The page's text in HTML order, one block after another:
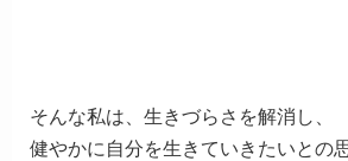
そんな私は、生きづらさを解消し、
健やかに自分を生きていきたいとの